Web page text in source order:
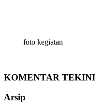
foto kegiatan
KOMENTAR TEKINI
Arsip